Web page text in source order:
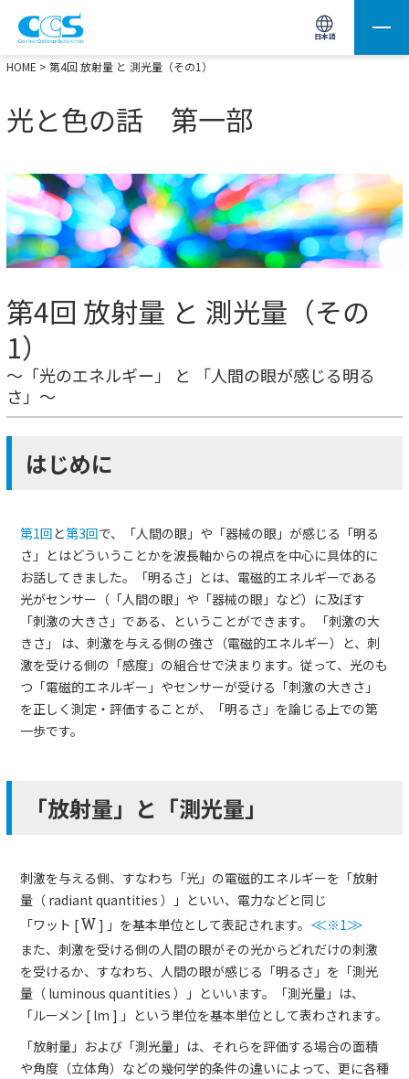
日本語
画像処理用の製品検索 サイト内検索(Enterで実行)
HOME > 第4回 放射量 と 測光量（その1）
光と色の話 第一部
第4回 放射量 と 測光量（その
1）
～「光のエネルギー」 と 「人間の眼が感じる明る
さ」～
はじめに
第1回と第3回で、「人間の眼」や「器械の眼」が感じる「明る
さ」とはどういうことかを波長軸からの視点を中心に具体的に
お話してきました。「明るさ」とは、電磁的エネルギーである
光がセンサー（「人間の眼」や「器械の眼」など）に及ぼす
「刺激の大きさ」である、ということができます。 「刺激の大
きさ」 は、刺激を与える側の強さ（電磁的エネルギー）と、刺
激を受ける側の「感度」の組合せで決まります。従って、光のも
つ「電磁的エネルギー」やセンサーが受ける「刺激の大きさ」
を正しく測定・評価することが、「明るさ」を論じる上での第
一歩です。
「放射量」と「測光量」
刺激を与える側、すなわち「光」の電磁的エネルギーを「放射
量（ radiant quantities ）」といい、電力などと同じ
「ワット [W ] 」を基本単位として表記されます。 ≪※1≫
また、刺激を受ける側の人間の眼がその光からどれだけの刺激
を受けるか、すなわち、人間の眼が感じる「明るさ」を「測光
量（ luminous quantities ）」といいます。「測光量」は、
「ルーメン [ lm ] 」という単位を基本単位として表わされます。
「放射量」および「測光量」は、それらを評価する場合の面積
や角度（立体角）などの幾何学的条件の違いによって、更に各種